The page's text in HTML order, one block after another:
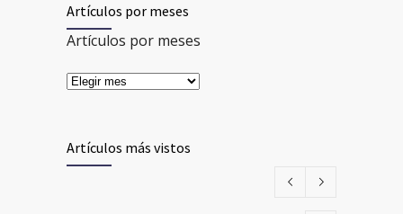
Artículos por meses
Artículos por meses
Artículos más vistos